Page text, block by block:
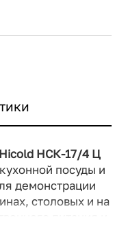
Hicold НСК-17/4 Ц
посуды и
демонстрации
столовых и на
питания и
разбирается, а